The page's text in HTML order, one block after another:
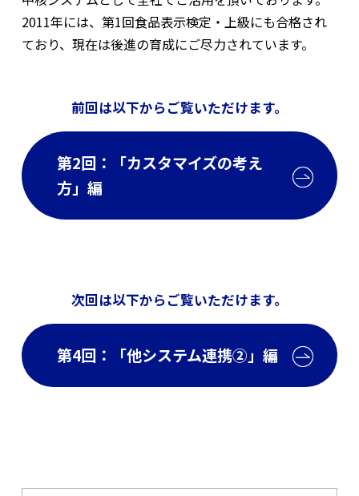
2011年には、第1回食品表示検定・上級にも合格され
ており、現在は後進の育成にご尽力されています。
前回は以下からご覧いただけます。
第2回：「カスタマイズの考え
方」編
次回は以下からご覧いただけます。
第4回：「他システム連携②」編